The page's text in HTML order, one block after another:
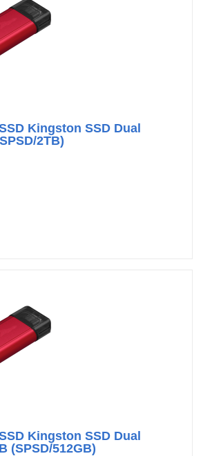
Kingston SSD Dual
2TB)
Kingston SSD Dual
(SPSD/512GB)